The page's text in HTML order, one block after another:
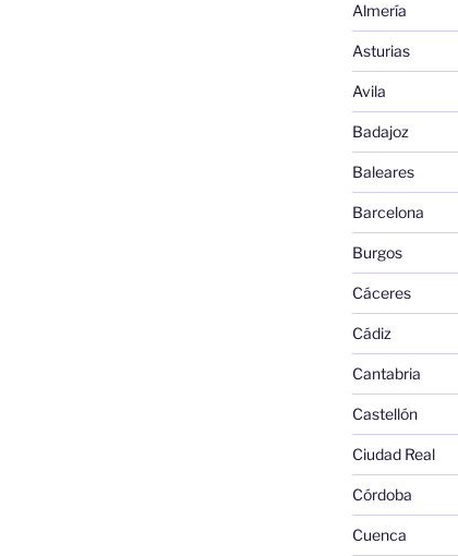
Almería
Asturias
Avila
Badajoz
Baleares
Barcelona
Burgos
Cáceres
Cádiz
Cantabria
Castellón
Ciudad Real
Córdoba
Cuenca